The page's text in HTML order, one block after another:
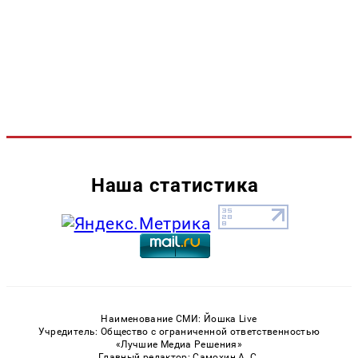
Наша статистика
Наименование СМИ: Йошка Live
Учредитель: Общество с ограниченной ответственностью
«Лучшие Медиа Решения»